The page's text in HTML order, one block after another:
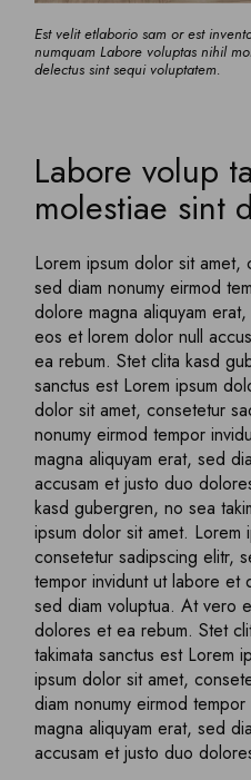
Est velit etlaborio sam or est
numquam Labore voluptas nihil
delectus sint sequi voluptatem.
Labore volup
molestiae sint
Lorem ipsum dolor sit
sed diam nonumy eirmod
dolore magna aliquyam
eos et lorem dolor null
ea rebum. Stet clita kasd
sanctus est Lorem ipsum
dolor sit amet, consetetur
nonumy eirmod tempor
magna aliquyam erat, sed
accusam et justo duo
kasd gubergren, no sea
ipsum dolor sit amet. Lorem
consetetur sadipscing elitr,
tempor invidunt ut labore et
sed diam voluptua. At vero
dolores et ea rebum. Stet
takimata sanctus est Lorem
ipsum dolor sit amet,
diam nonumy eirmod
magna aliquyam erat, sed
accusam et justo duo